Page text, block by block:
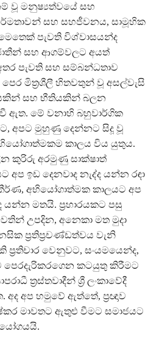
වූ මනුෂ්‍යත්වයේ සහ
සහ සහජීවනය, සාමූහික
පැවති විශ්වාසයන්ද
සහ ආගම්වලට අයත්
පැවති සහ සම්බන්ධතාව
මිත්‍රශීලී හිතවතුන් වූ අසල්වැසි
සහ භීතියකින් බලන
ඇත. මේ වනාහි බහුවාර්ගික
අපට මුහුණු දෙන්නට සිදූ වූ
කාලය විය යුතුය.
කුරිරු අරමුණු සාක්ෂාත්
අප ඉඩ දෙනවාද නැද්ද යන්න රඳා
අභියෝගාත්මක කාලයට අප
මතයි. ප්‍රහාරයකට පසු
උපදින, අනෙකා මත මුදා
ප්‍රතිප්‍රචණ්ඩත්වය වැනි
වෙනුවට, සංයමයෙන්ද,
පෙරදැරිකරගෙන කටයුතු කිරීමට
ත්‍රස්තවාදීන් ශ්‍රී ලංකාවේදී
අප හමුවේ ඇත්තේ, ප්‍රඥාව
මාවතට ඇතුළු වීමට සමාජයට